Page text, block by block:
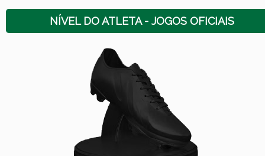
NÍVEL DO ATLETA - JOGOS OFICIAIS